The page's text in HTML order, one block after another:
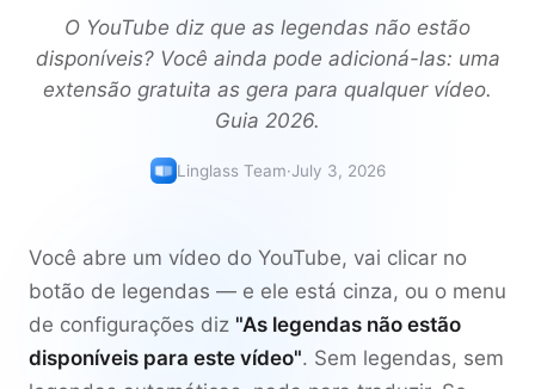
O YouTube diz que as legendas não estão
disponíveis? Você ainda pode adicioná-las: uma
extensão gratuita as gera para qualquer vídeo.
Guia 2026.
Linglass Team·July 3, 2026
Você abre um vídeo do YouTube, vai clicar no
botão de legendas — e ele está cinza, ou o menu
de configurações diz "As legendas não estão
disponíveis para este vídeo". Sem legendas, sem